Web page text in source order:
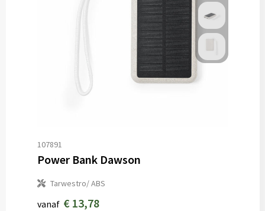
107891
Power Bank Dawson
Tarwestro/ ABS
vanaf € 13,78